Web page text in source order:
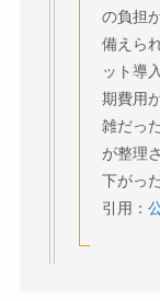
の負担
備えら
ット導
期費用
雑だっ
が整理
下がっ
引用：